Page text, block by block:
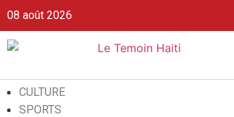
08 août 2026
CULTURE
SPORTS